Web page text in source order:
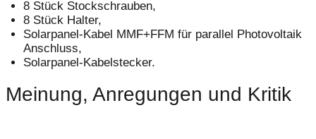
8 Stück Stockschrauben,
8 Stück Halter,
Solarpanel-Kabel MMF+FFM für parallel Photovoltaik
Anschluss,
Solarpanel-Kabelstecker.
Meinung, Anregungen und Kritik